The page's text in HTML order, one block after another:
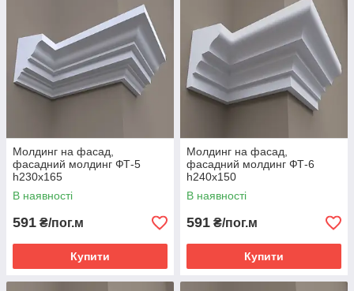
Молдинг на фасад,
фасадний молдинг ФТ-5
h230х165
В наявності
591 ₴/пог.м
Купити
Молдинг на фасад,
фасадний молдинг ФТ-6
h240х150
В наявності
591 ₴/пог.м
Купити